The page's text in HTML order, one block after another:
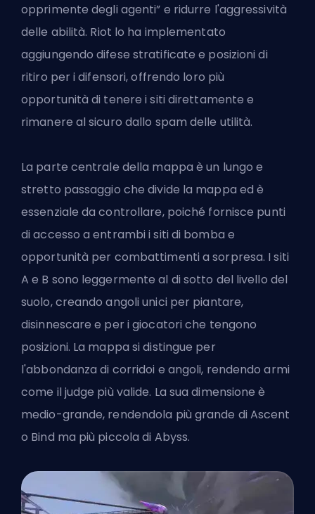
opprimente degli agenti” e ridurre l'aggressività
delle abilità. Riot lo ha implementato
aggiungendo difese stratificate e posizioni di
ritiro per i difensori, offrendo loro più
opportunità di tenere i siti direttamente e
rimanere al sicuro dallo spam delle utilità.
La parte centrale della mappa è un lungo e
stretto passaggio che divide la mappa ed è
essenziale da controllare, poiché fornisce punti
di accesso a entrambi i siti di bomba e
opportunità per combattimenti a sorpresa. I siti
A e B sono leggermente al di sotto del livello del
suolo, creando angoli unici per piantare,
disinnescare e per i giocatori che tengono
posizioni. La mappa si distingue per
l'abbondanza di corridoi e angoli, rendendo armi
come il judge più valide. La sua dimensione è
medio-grande, rendendola più grande di Ascent
o Bind ma più piccola di Abyss.